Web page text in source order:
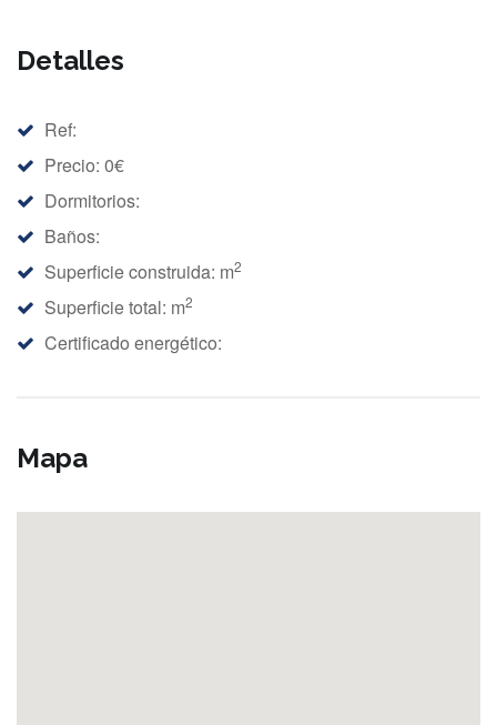
Detalles
Ref:
Precio: 0€
Dormitorios:
Baños:
Superficie construida: m2
Superficie total: m2
Certificado energético:
Mapa